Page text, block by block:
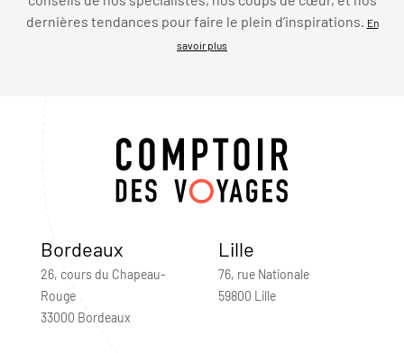
dernières tendances pour faire le plein d’inspirations.
En
savoir plus
Bordeaux
26, cours du Chapeau-
Rouge
33000 Bordeaux
Lille
76, rue Nationale
59800 Lille